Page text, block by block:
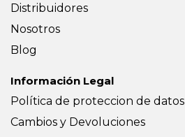
Distribuidores
Nosotros
Blog
Información Legal
Política de proteccion de datos
Cambios y Devoluciones